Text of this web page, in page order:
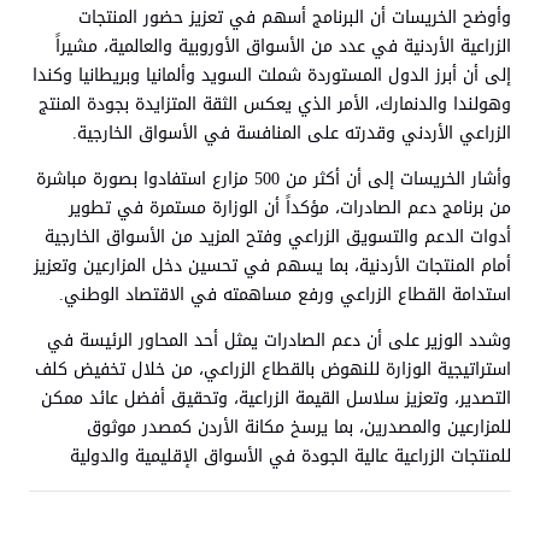
وأوضح الخريسات أن البرنامج أسهم في تعزيز حضور المنتجات
الزراعية الأردنية في عدد من الأسواق الأوروبية والعالمية، مشيراً
إلى أن أبرز الدول المستوردة شملت السويد وألمانيا وبريطانيا وكندا
وهولندا والدنمارك، الأمر الذي يعكس الثقة المتزايدة بجودة المنتج
الزراعي الأردني وقدرته على المنافسة في الأسواق الخارجية.
وأشار الخريسات إلى أن أكثر من 500 مزارع استفادوا بصورة مباشرة
من برنامج دعم الصادرات، مؤكداً أن الوزارة مستمرة في تطوير
أدوات الدعم والتسويق الزراعي وفتح المزيد من الأسواق الخارجية
أمام المنتجات الأردنية، بما يسهم في تحسين دخل المزارعين وتعزيز
استدامة القطاع الزراعي ورفع مساهمته في الاقتصاد الوطني.
وشدد الوزير على أن دعم الصادرات يمثل أحد المحاور الرئيسة في
استراتيجية الوزارة للنهوض بالقطاع الزراعي، من خلال تخفيض كلف
التصدير، وتعزيز سلاسل القيمة الزراعية، وتحقيق أفضل عائد ممكن
للمزارعين والمصدرين، بما يرسخ مكانة الأردن كمصدر موثوق
للمنتجات الزراعية عالية الجودة في الأسواق الإقليمية والدولية